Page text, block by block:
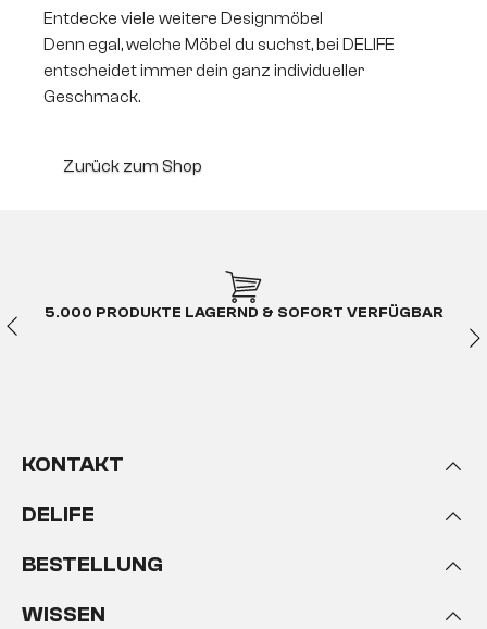
Entdecke viele weitere Designmöbel
Denn egal, welche Möbel du suchst, bei DELIFE
entscheidet immer dein ganz individueller
Geschmack.
Zurück zum Shop
5.000 PRODUKTE LAGERND & SOFORT VERFÜGBAR
KONTAKT
DELIFE
BESTELLUNG
WISSEN